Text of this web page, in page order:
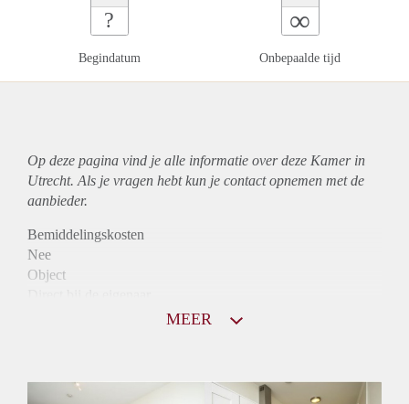
?
Begindatum
∞
Onbepaalde tijd
Op deze pagina vind je alle informatie over deze Kamer in
Utrecht. Als je vragen hebt kun je contact opnemen met de
aanbieder.
Bemiddelingskosten
Nee
Object
Huurtoeslag
MEER